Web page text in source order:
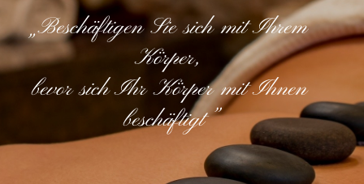
„Beschäftigen Sie sich mit Ihrem
Körper,
bevor sich Ihr Körper mit Ihnen
beschäftigt”